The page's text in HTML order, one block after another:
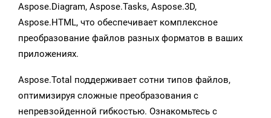
Aspose.Diagram, Aspose.Tasks, Aspose.3D,
Aspose.HTML, что обеспечивает комплексное
преобразование файлов разных форматов в ваших
приложениях.
Aspose.Total поддерживает сотни типов файлов,
оптимизируя сложные преобразования с
непревзойденной гибкостью. Ознакомьтесь с